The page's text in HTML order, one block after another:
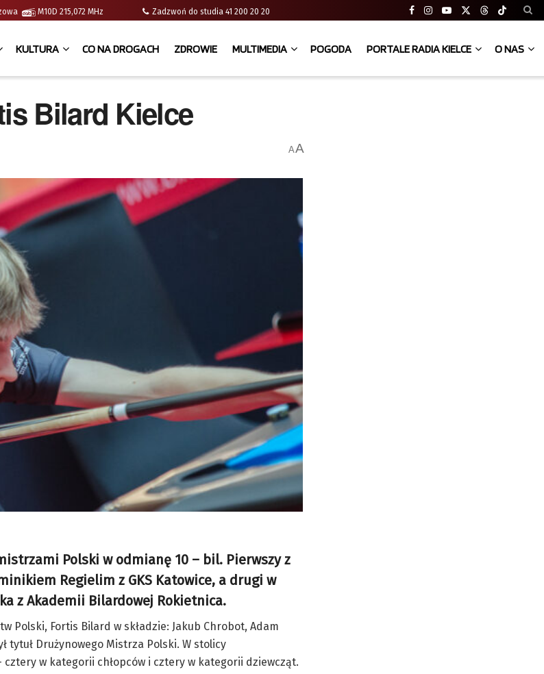
M10D 215,072 MHz Zadzwoń do studia 41 200 20 20
KULTURA CO NA DROGACH ZDROWIE MULTIMEDIA POGODA PORTALE RADIA KIELCE O NAS
Bilard Kielce
AA
Polski w odmianę 10 – bil. Pierwszy z
Regielim z GKS Katowice, a drugi w
z Akademii Bilardowej Rokietnica.
Polski, Fortis Bilard w składzie: Jakub Chrobot, Adam
tytuł Drużynowego Mistrza Polski. W stolicy
w kategorii chłopców i cztery w kategorii dziewcząt.